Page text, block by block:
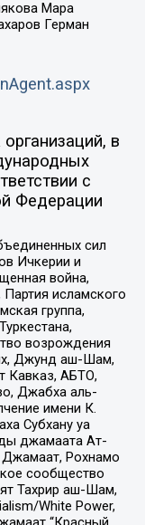
Мара
Герман
в
с
Федерации
сил
Ичкерии и
война,
исламского
группа,
возрождения
Джунд аш-Шам,
Кавказ, АБТО,
Джабха аль-
имени К.
Субхану уа
джамаата Ат-
Рохнамо
сообщество
Тахрир аш-Шам,
White Power,